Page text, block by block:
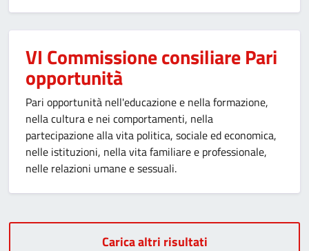
VI Commissione consiliare Pari
opportunità
Pari opportunità nell'educazione e nella formazione,
nella cultura e nei comportamenti, nella
partecipazione alla vita politica, sociale ed economica,
nelle istituzioni, nella vita familiare e professionale,
nelle relazioni umane e sessuali.
Carica altri risultati